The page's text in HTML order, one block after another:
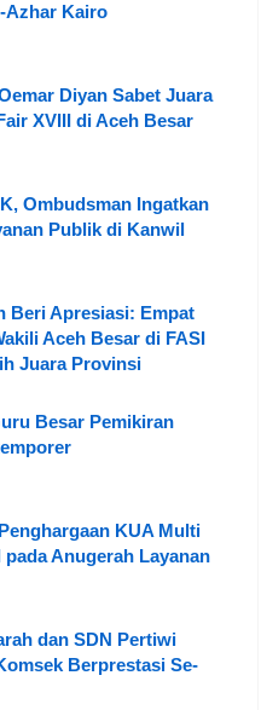
Azhar Kairo
Diyan Sabet Juara
XVIII di Aceh Besar
Ombudsman Ingatkan
Publik di Kanwil
Beri Apresiasi: Empat
Aceh Besar di FASI
Juara Provinsi
Besar Pemikiran
KUA Multi
Anugerah Layanan
dan SDN Pertiwi
Berprestasi Se-